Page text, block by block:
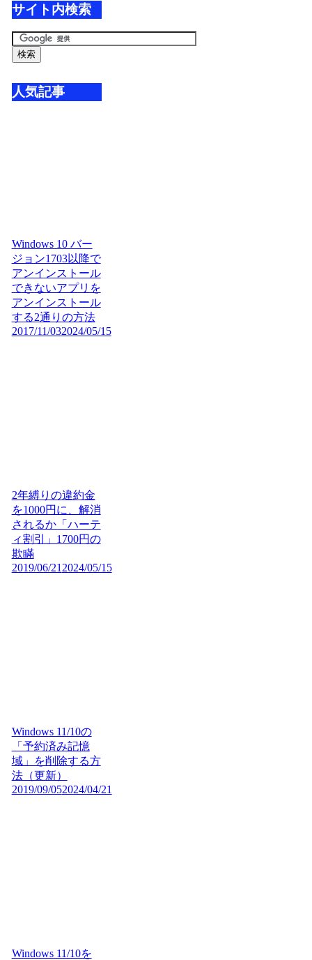
サイト内検索
人気記事
Windows 10 バー
ジョン1703以降で
アンインストール
できないアプリを
アンインストール
する2通りの方法
2017/11/032024/05/15
2年縛りの違約金
を1000円に、解消
されるか「ハーテ
ィ割引」1700円の
欺瞞
2019/06/21 2024/05/15
Windows 11/10の
「予約済み記憶
域」を削除する方
法（更新）
2019/09/052024/04/21
Windows 11/10を